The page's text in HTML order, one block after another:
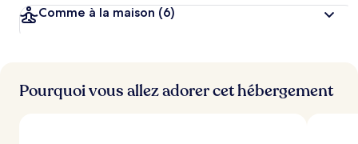
Comme à la maison (6)
Pourquoi vous allez adorer cet hébergement